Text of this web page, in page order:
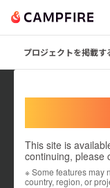
プロジェクトを掲載す
This site is
continuing, please
※ Some features may
country, region, or